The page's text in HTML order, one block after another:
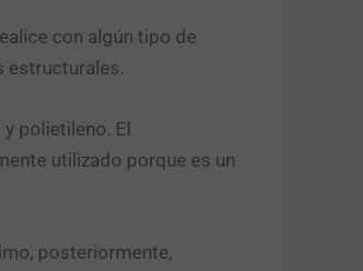
con algún tipo de
estructurales.
polietileno. El
utilizado porque es un
posteriormente,